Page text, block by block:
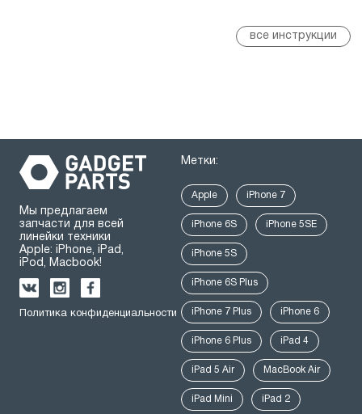
все инструкции
Мы предлагаем
запчасти для всей
линейки техники
Apple: iPhone, iPad,
iPod, Macbook!
Политика конфиденциальности
Метки:
Apple iPhone 7
iPhone 6S iPhone 5SE
iPhone 5S
iPhone 6S Plus
iPhone 7 Plus iPhone 6
iPhone 6 Plus iPad 4
iPad 5 Air MacBook Air
iPad Mini iPad 2